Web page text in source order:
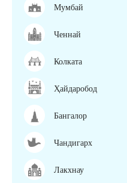
Мумбай
Ченнай
Колката
Ҳайдаробод
Бангалор
Чандигарх
Лакхнау